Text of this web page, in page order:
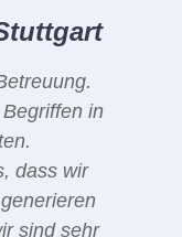
in
dass wir
sind sehr